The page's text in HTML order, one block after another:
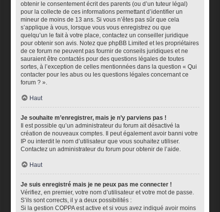
obtenir le consentement écrit des parents (ou d’un tuteur légal)
pour la collecte de ces informations permettant d’identifier un
mineur de moins de 13 ans. Si vous n’êtes pas sûr que cela
s’applique à vous, lorsque vous vous enregistrez ou que
quelqu’un le fait à votre place, contactez un conseiller juridique
pour obtenir son avis. Notez que phpBB Limited et les propriétaires
de ce forum ne peuvent pas fournir de conseils juridiques et ne
sauraient être contactés pour des questions légales de toutes
sortes, à l’exception de celles mentionnées dans la question « Qui
contacter pour les abus ou les questions légales concernant ce
forum ? ».
Haut
Je souhaite m’enregistrer, mais je n’y parviens pas !
Il est possible qu’un administrateur du forum ait désactivé la
création de nouveaux comptes. Il peut également avoir banni votre
IP ou interdit le nom d’utilisateur que vous souhaitez utiliser.
Contactez un administrateur du forum pour obtenir de l’aide.
Haut
Je suis enregistré mais je ne peux pas me connecter !
Vérifiez, en premier, votre nom d’utilisateur et votre mot de passe.
S’ils sont corrects, il y a deux possibilités :
Si la gestion COPPA est active et si vous avez indiqué avoir moins